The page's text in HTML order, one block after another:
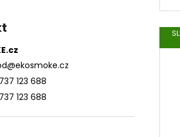
@ekosmoke.cz
123 688
123 688